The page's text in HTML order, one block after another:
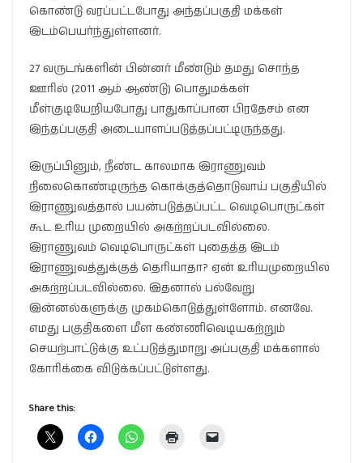
கொண்டு வரப்பட்டபோது அந்தப்பகுதி மக்கள்
இடம்பெயர்ந்துள்ளனர்.
27 வருடங்களின் பின்னர் மீண்டும் தமது சொந்த
ஊரில் (2011 ஆம் ஆண்டு) பொதுமக்கள்
மீள்குடியேறியபோது பாதுகாப்பான பிரதேசம் என
இந்தப்பகுதி அடையாளப்படுத்தப்பட்டிருந்தது.
இருப்பினும், நீண்ட காலமாக இராணுவம்
நிலைகொண்டிருந்த கொக்குத்தொடுவாய் பகுதியில்
இராணுவத்தால் பயன்படுத்தப்பட்ட வெடிபொருட்கள்
கூட உரிய முறையில் அகற்றப்படவில்லை.
இராணுவம் வெடிபொருட்கள் புதைத்த இடம்
இராணுவத்துக்குத் தெரியாதா? ஏன் உரியமுறையில
அகற்றப்படவில்லை. இதனால் பல்வேறு
இன்னல்களுக்கு முகம்கொடுத்துள்ளோம். எனவே.
எமது பகுதிகளை மீள கண்ணிவெடியகற்றும்
செயற்பாட்டுக்கு உட்படுத்துமாறு அப்பகுதி மக்களால்
கோரிக்கை விடுக்கப்பட்டுள்ளது.
Share this: